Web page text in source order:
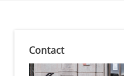
Contact